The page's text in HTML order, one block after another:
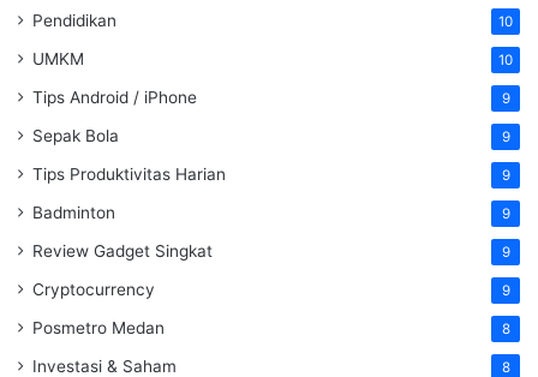
Pendidikan 10
UMKM 10
Tips Android / iPhone 9
Sepak Bola 9
Tips Produktivitas Harian 9
Badminton 9
Review Gadget Singkat 9
Cryptocurrency 9
Posmetro Medan 8
Investasi & Saham 8